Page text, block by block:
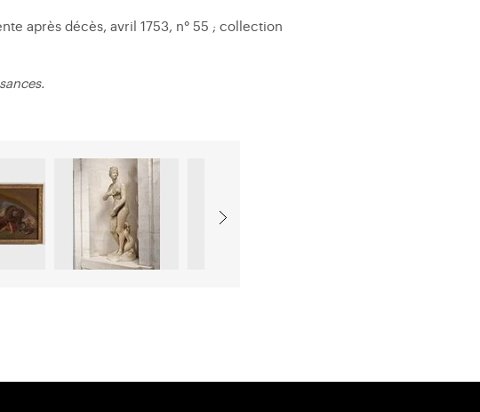
après décès, avril 1753, n° 55 ; collection